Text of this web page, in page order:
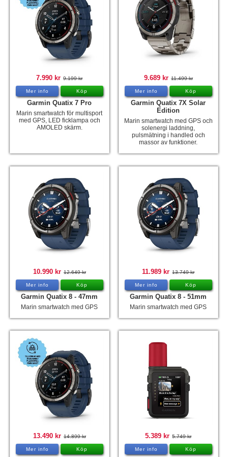
7.990 kr 9.199 kr
Mer info Köp
Garmin Quatix 7 Pro
Marin smartwatch för multisport
med GPS, LED ficklampa och
AMOLED skärm.
9.689 kr 11.499 kr
Mer info Köp
Garmin Quatix 7X Solar
Edition
Marin smartwatch med GPS och
solenergi laddning,
pulsmätning i handled och
massor av funktioner.
10.990 kr 12.649 kr
Mer info Köp
Garmin Quatix 8 - 47mm
Marin smartwatch med GPS
11.989 kr 13.749 kr
Mer info Köp
Garmin Quatix 8 - 51mm
Marin smartwatch med GPS
13.490 kr 14.899 kr
Mer info Köp
5.389 kr 5.749 kr
Mer info Köp